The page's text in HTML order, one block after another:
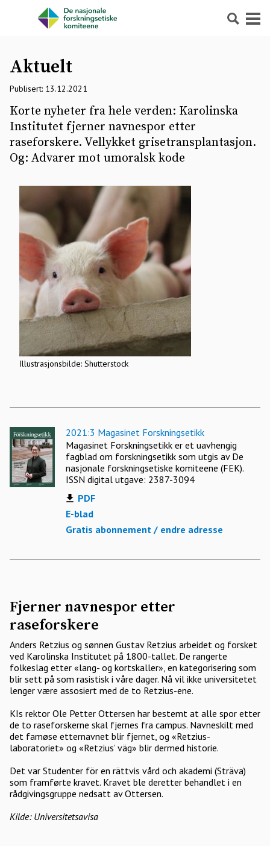
Søk Meny
Aktuelt
Publisert: 13.12.2021
Korte nyheter fra hele verden: Karolinska
Institutet fjerner navnespor etter
raseforskere. Vellykket grisetransplantasjon.
Og: Advarer mot umoralsk kode
Illustrasjonsbilde: Shutterstock
2021:3 Magasinet Forskningsetikk
Magasinet Forskningsetikk er et uavhengig
fagblad om forskningsetikk som utgis av De
nasjonale forskningsetiske komiteene (FEK).
ISSN digital utgave: 2387-3094
PDF
E-blad
Gratis abonnement / endre adresse
Fjerner navnespor etter
raseforskere
Anders Retzius og sønnen Gustav Retzius arbeidet og forsket
ved Karolinska Institutet på 1800-tallet. De rangerte
folkeslag etter «lang- og kortskaller», en kategorisering som
blir sett på som rasistisk i våre dager. Nå vil ikke universitetet
lenger være assosiert med de to Retzius-ene.
KIs rektor Ole Petter Ottersen har bestemt at alle spor etter
de to raseforskerne skal fjernes fra campus. Navneskilt med
det famøse etternavnet blir fjernet, og «Retzius­
laboratoriet» og «Retzius’ väg» blir dermed historie.
Det var Studenter för en rättvis vård och akademi (Sträva)
som framførte kravet. Kravet ble deretter behandlet i en
rådgivingsgruppe nedsatt av Ottersen.
Kilde: Universitetsavisa